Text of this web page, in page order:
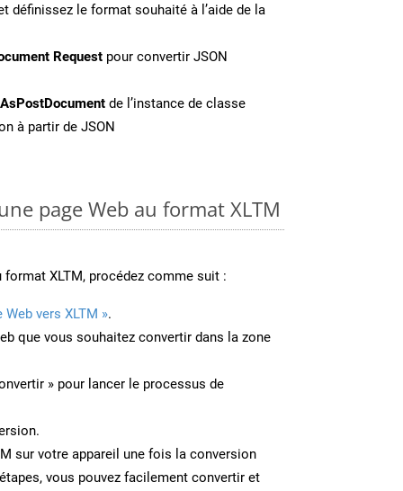
définissez le format souhaité à l’aide de la
Request pour convertir JSON
de l’instance de classe
à partir de JSON
page Web au format XLTM
format XLTM, procédez comme suit :
Web vers XLTM ».
que vous souhaitez convertir dans la zone
» pour lancer le processus de
sur votre appareil une fois la conversion
vous pouvez facilement convertir et